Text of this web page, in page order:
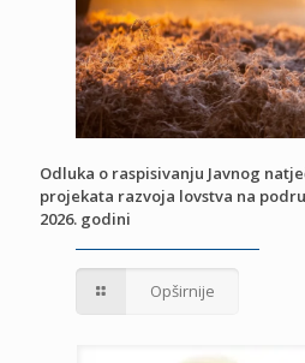
Odluka o raspisivanju Javnog
projekata razvoja lovstva na
2026. godini
Opširnije